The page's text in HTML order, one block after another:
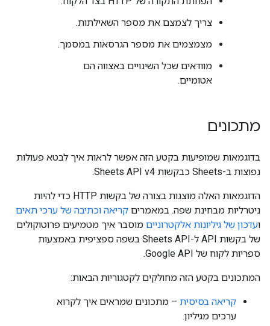
צריך לצמצם את מספר השאילתות.
מצמצמים את מספר הגרסאות במסמך.
מוודאים שכל השינויים באצווה הם
אטומיים.
מתכונים
בדוגמאות שמופיעות בקטע הזה אפשר לראות איך לבטא פעולות
נפוצות ב-Sheets כבקשות Sheets API v4.
הדוגמאות האלה מוצגות בצורה של בקשות HTTP כדי להיות
ניטרליות מבחינת שפה. במאמרים קריאה וכתיבה של ערכי תאים
ועדכון של גיליונות אלקטרוניים מוסבר איך מטמיעים פרוטוקולים
של בקשות API ל-Sheets API בשפה ספציפית באמצעות
ספריות לקוח של Google API.
המתכונים בקטע הזה מחולקים לקטגוריות הבאות:
קריאה בסיסית – מתכונים שמראים איך לקרוא
ערכים מגיליון.